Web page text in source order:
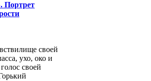
Портрет
своей
ухо, око и
своей